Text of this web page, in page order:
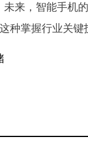
来，智能手机
种掌握行业关